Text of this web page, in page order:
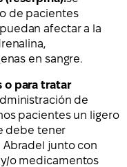
de pacientes
afectar a la
en sangre.
o para tratar
de
pacientes un ligero
debe tener
junto con
o medicamentos